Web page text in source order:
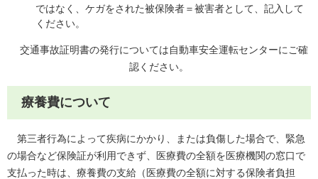
ではなく、ケガをされた被保険者＝被害者として、記入して
ください。
交通事故証明書の発行については自動車安全運転センターにご確
認ください。
療養費について
第三者行為によって疾病にかかり、または負傷した場合で、緊急
の場合など保険証が利用できず、医療費の全額を医療機関の窓口で
支払った時は、療養費の支給（医療費の全額に対する保険者負担